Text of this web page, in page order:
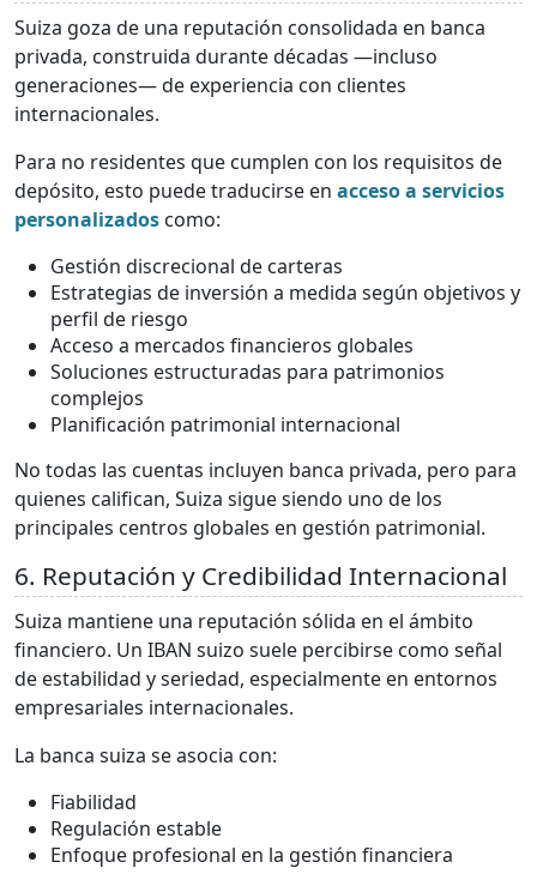
Suiza goza de una reputación consolidada en banca
privada, construida durante décadas —incluso
generaciones— de experiencia con clientes
internacionales.
Para no residentes que cumplen con los requisitos de
depósito, esto puede traducirse en acceso a servicios
personalizados como:
Gestión discrecional de carteras
Estrategias de inversión a medida según objetivos y
perfil de riesgo
Acceso a mercados financieros globales
Soluciones estructuradas para patrimonios
complejos
Planificación patrimonial internacional
No todas las cuentas incluyen banca privada, pero para
quienes califican, Suiza sigue siendo uno de los
principales centros globales en gestión patrimonial.
6. Reputación y Credibilidad Internacional
Suiza mantiene una reputación sólida en el ámbito
financiero. Un IBAN suizo suele percibirse como señal
de estabilidad y seriedad, especialmente en entornos
empresariales internacionales.
La banca suiza se asocia con:
Fiabilidad
Regulación estable
Enfoque profesional en la gestión financiera